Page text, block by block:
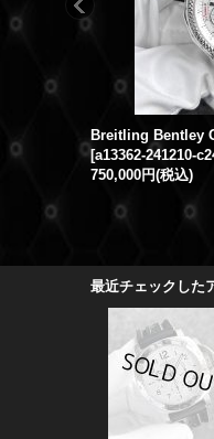
[a13362-241210-
750,000円(税込)
最近チェックした